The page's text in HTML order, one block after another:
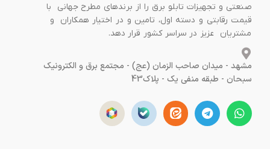
صنعتی و تجهیزات تابلو برق را از برندهای مطرح جهانی با
قیمت رقابتی و دسته اول، تامین و در اختیار همکاران و
مشتریان عزیز در سراسر کشور قرار دهد.
مشهد - میدان صاحب الزمان (عج) - مجتمع برق و الکترونیک
سبحان - طبقه منفی یک - پلاک43